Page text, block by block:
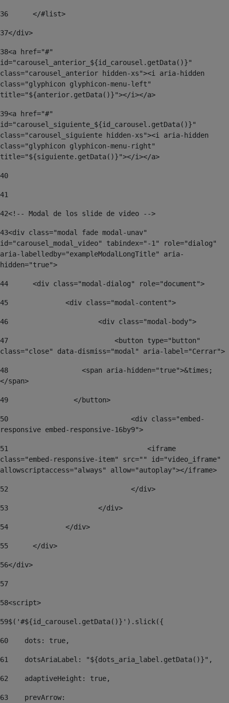
36
	</#list>
37</div>
38<a href="#"
id="carousel_anterior_${id_carousel.getData()}"
class="carousel_anterior hidden-xs"><i aria-hidden
class="glyphicon glyphicon-menu-left"
title="${anterior.getData()}"></i></a>
39<a href="#"
id="carousel_siguiente_${id_carousel.getData()}"
class="carousel_siguiente hidden-xs"><i aria-hidden
class="glyphicon glyphicon-menu-right"
title="${siguiente.getData()}"></i></a>
40
41
42<!-- Modal de los slide de video -->
43<div class="modal fade modal-unav"
id="carousel_modal_video" tabindex="-1" role="dialog"
aria-labelledby="exampleModalLongTitle" aria-
hidden="true">
44
	<div class="modal-dialog" role="document">
45
		<div class="modal-content">
46
			<div class="modal-body">
47
class="close" data-dismiss="modal" aria-label="Cerrar">
48
                  <span aria-hidden="true">&times;
</span>
49
                </button>
50
responsive embed-responsive-16by9">
51
class="embed-responsive-item" src="" id="video_iframe"
allowscriptaccess="always" allow="autoplay"></iframe>
52
				</div>
53
			</div>
54
		</div>
55
	</div>
56</div>
57
58<script>
59$('#${id_carousel.getData()}').slick({
60
    dots: true,
61
    dotsAriaLabel: "${dots_aria_label.getData()}",
62
    adaptiveHeight: true,
63
    prevArrow: